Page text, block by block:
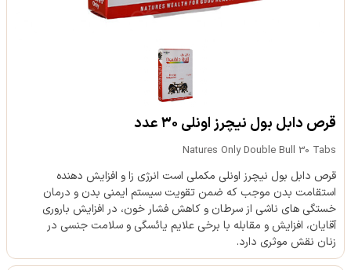
قرص دابل بول نیچرز اونلی ۳۰ عدد
Natures Only Double Bull 30 Tabs
قرص دابل بول نیچرز اونلی مکملی است انرژی زا و افزایش دهنده
استقامت بدن موجب که ضمن تقویت سیستم ایمنی بدن و درمان
خستگی های ناشی از سرطان و کاهش فشار خون، در افزایش باروری
آقایان، افزایش و مقابله با برخی علایم یائسگی و سلامت جنسی در
زنان نقش موثری دارد.